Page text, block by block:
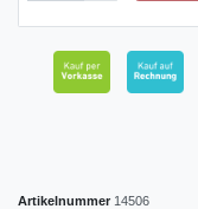
Artikelnummer 14506